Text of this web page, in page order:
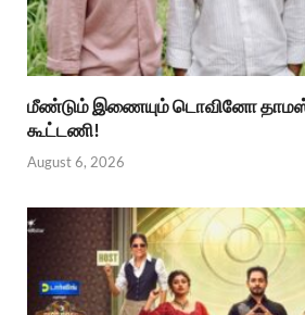
மீண்டும் இணையும் டொவினோ தாமஸ்
கூட்டணி!
August 6, 2026